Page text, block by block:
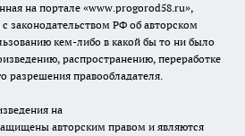
на портале «www.progorod58.ru»,
с законодательством РФ об авторском
кем-либо в какой бы то ни было
распространению, переработке
разрешения правообладателя.
на
авторским правом и являются